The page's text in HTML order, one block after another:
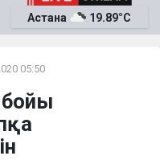
Астана 19.89°C
05:50
бойы